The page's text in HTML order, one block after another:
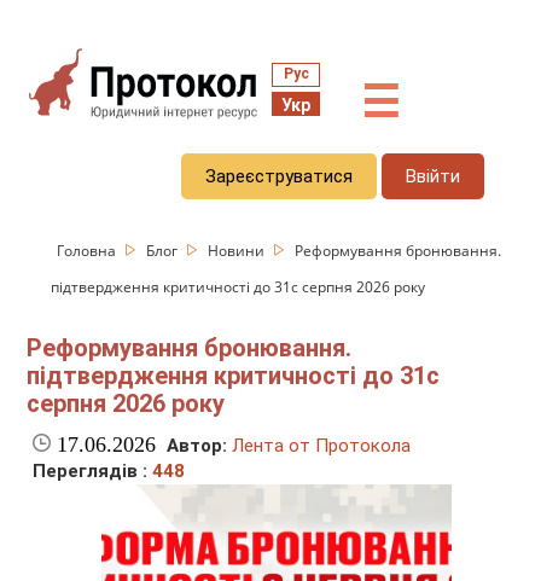
Рус
Укр ☰
Зареєструватися Ввійти
Головна Блог Новини
Реформування бронювання.
підтвердження критичності до 31с серпня 2026 року
Реформування бронювання.
підтвердження критичності до 31с
серпня 2026 року
17.06.2026 Автор: Лента от Протокола
Переглядів :448